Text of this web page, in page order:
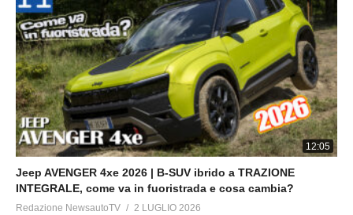
impianto a gas prinz, impianto gpl prinz, prinz gas, auto a gpl,
impianto a gas, impianto a gas benzina, gas benzina, prova
impianto a gas, prova gpl, test gpl, risparmio gpl, gpl 1300
benzina, prinz gpl!
BUONA VISIONE!
12:05
Jeep AVENGER 4xe 2026 | B-SUV ibrido a TRAZIONE
INTEGRALE, come va in fuoristrada e cosa cambia?
Redazione NewsautoTV 2 LUGLIO 2026